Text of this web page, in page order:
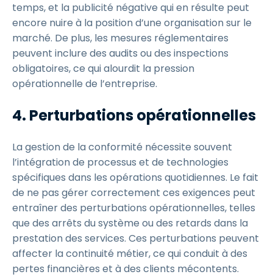
temps, et la publicité négative qui en résulte peut
encore nuire à la position d’une organisation sur le
marché. De plus, les mesures réglementaires
peuvent inclure des audits ou des inspections
obligatoires, ce qui alourdit la pression
opérationnelle de l’entreprise.
4. Perturbations opérationnelles
La gestion de la conformité nécessite souvent
l’intégration de processus et de technologies
spécifiques dans les opérations quotidiennes. Le fait
de ne pas gérer correctement ces exigences peut
entraîner des perturbations opérationnelles, telles
que des arrêts du système ou des retards dans la
prestation des services. Ces perturbations peuvent
affecter la continuité métier, ce qui conduit à des
pertes financières et à des clients mécontents.